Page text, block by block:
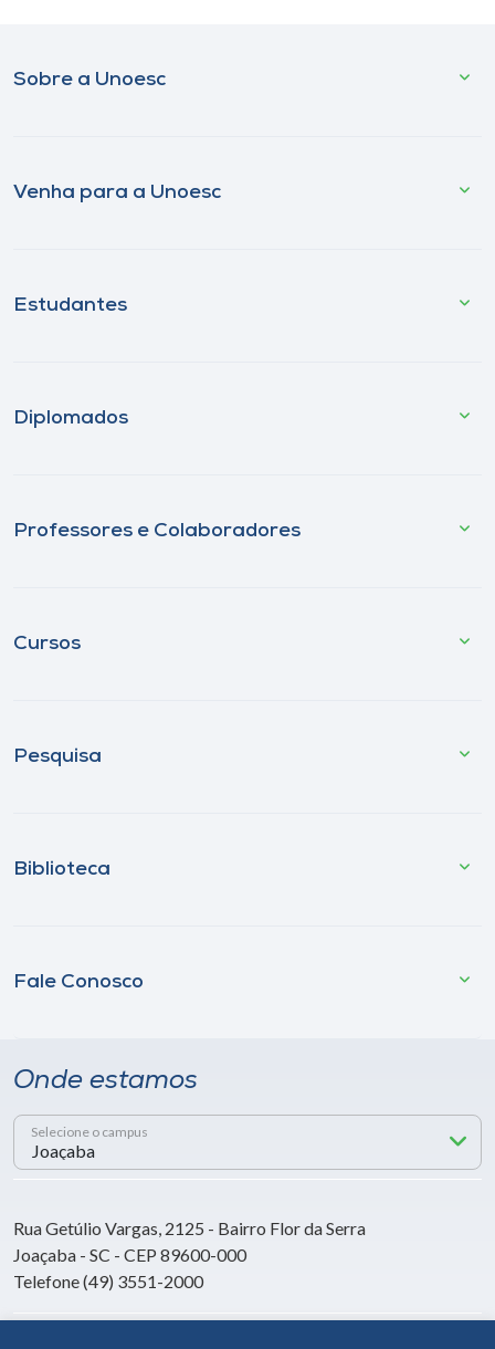
Sobre a Unoesc
Venha para a Unoesc
Estudantes
Diplomados
Professores e Colaboradores
Cursos
Pesquisa
Biblioteca
Fale Conosco
Onde estamos
Selecione o campus
Rua Getúlio Vargas, 2125 - Bairro Flor da Serra
Joaçaba - SC - CEP 89600-000
Telefone (49) 3551-2000